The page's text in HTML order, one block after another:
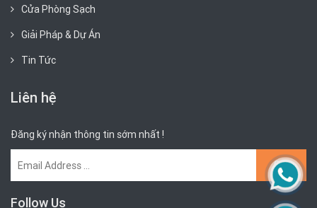
Cửa Phòng Sạch
Giải Pháp & Dự Án
Tin Tức
Liên hệ
Đăng ký nhận thông tin sớm nhất !
Follow Us